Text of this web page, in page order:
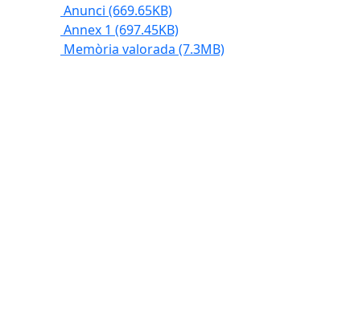
Anunci (669.65KB)
Annex 1 (697.45KB)
Memòria valorada (7.3MB)